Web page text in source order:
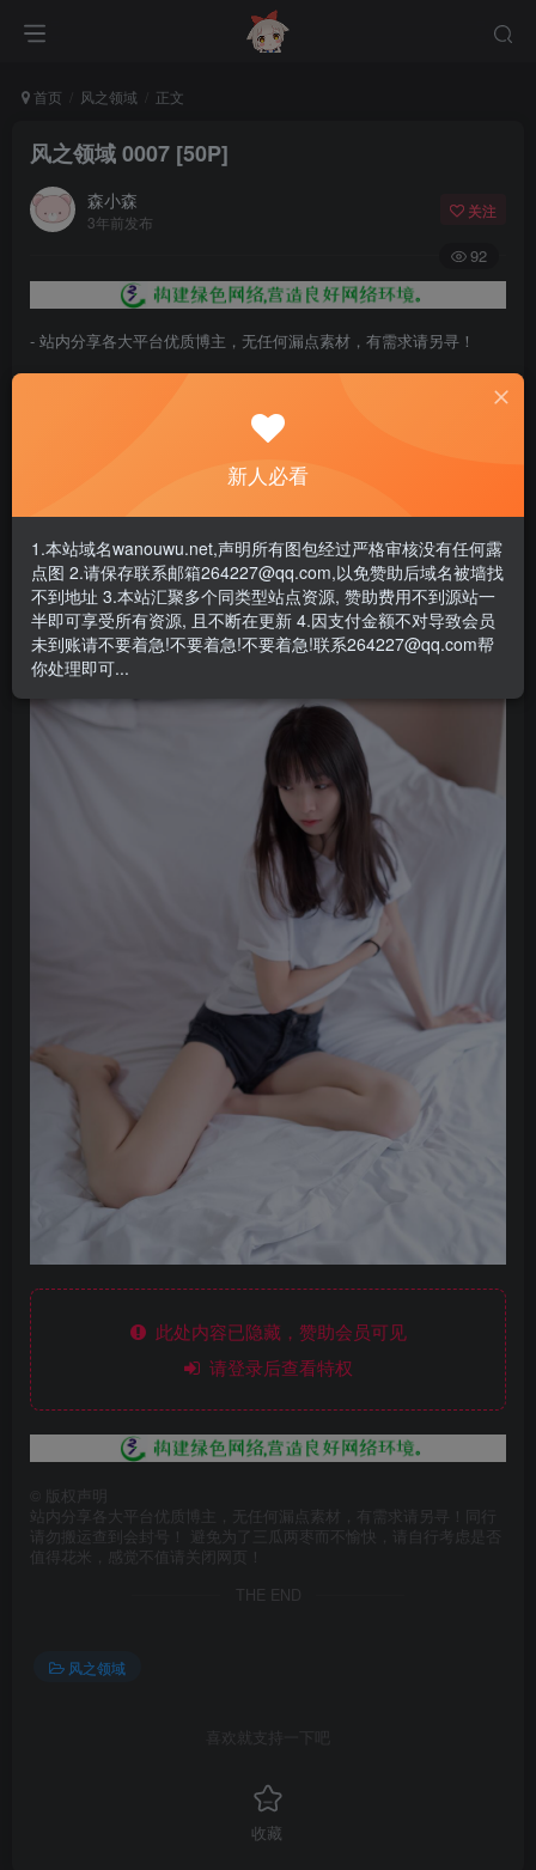
首页 风之领域 正文
风之领域 0007 [50P]
森小森
3年前发布
关注
92
- 站内分享各大平台优质博主，无任何漏点素材，有需求请另寻！
- 百度网盘提示提取码错误，请更换浏览器重试，这是百度网盘版本问
- 遇见解压密码不对、无法解压，请查看
- 资源失效/充值未到账/账号解禁...等问题请《提交工单》
此处内容已隐藏，赞助会员可见
请登录后查看特权
版权声明
站内分享各大平台优质博主，无任何漏点素材，有需求请另寻！同行
请勿搬运查到会封号！ 避免为了三瓜两枣而不愉快，请自行考虑是否
值得花米，感觉不值请关闭网页！
THE END
风之领域
喜欢就支持一下吧
收藏
新人必看
1.本站域名wanouwu.net,声明所有图包经过严格审核没有任何露
点图 2.请保存联系邮箱264227@qq.com,以免赞助后域名被墙找
不到地址 3.本站汇聚多个同类型站点资源, 赞助费用不到源站一
半即可享受所有资源, 且不断在更新 4.因支付金额不对导致会员
未到账请不要着急!不要着急!不要着急!联系264227@qq.com帮
你处理即可...